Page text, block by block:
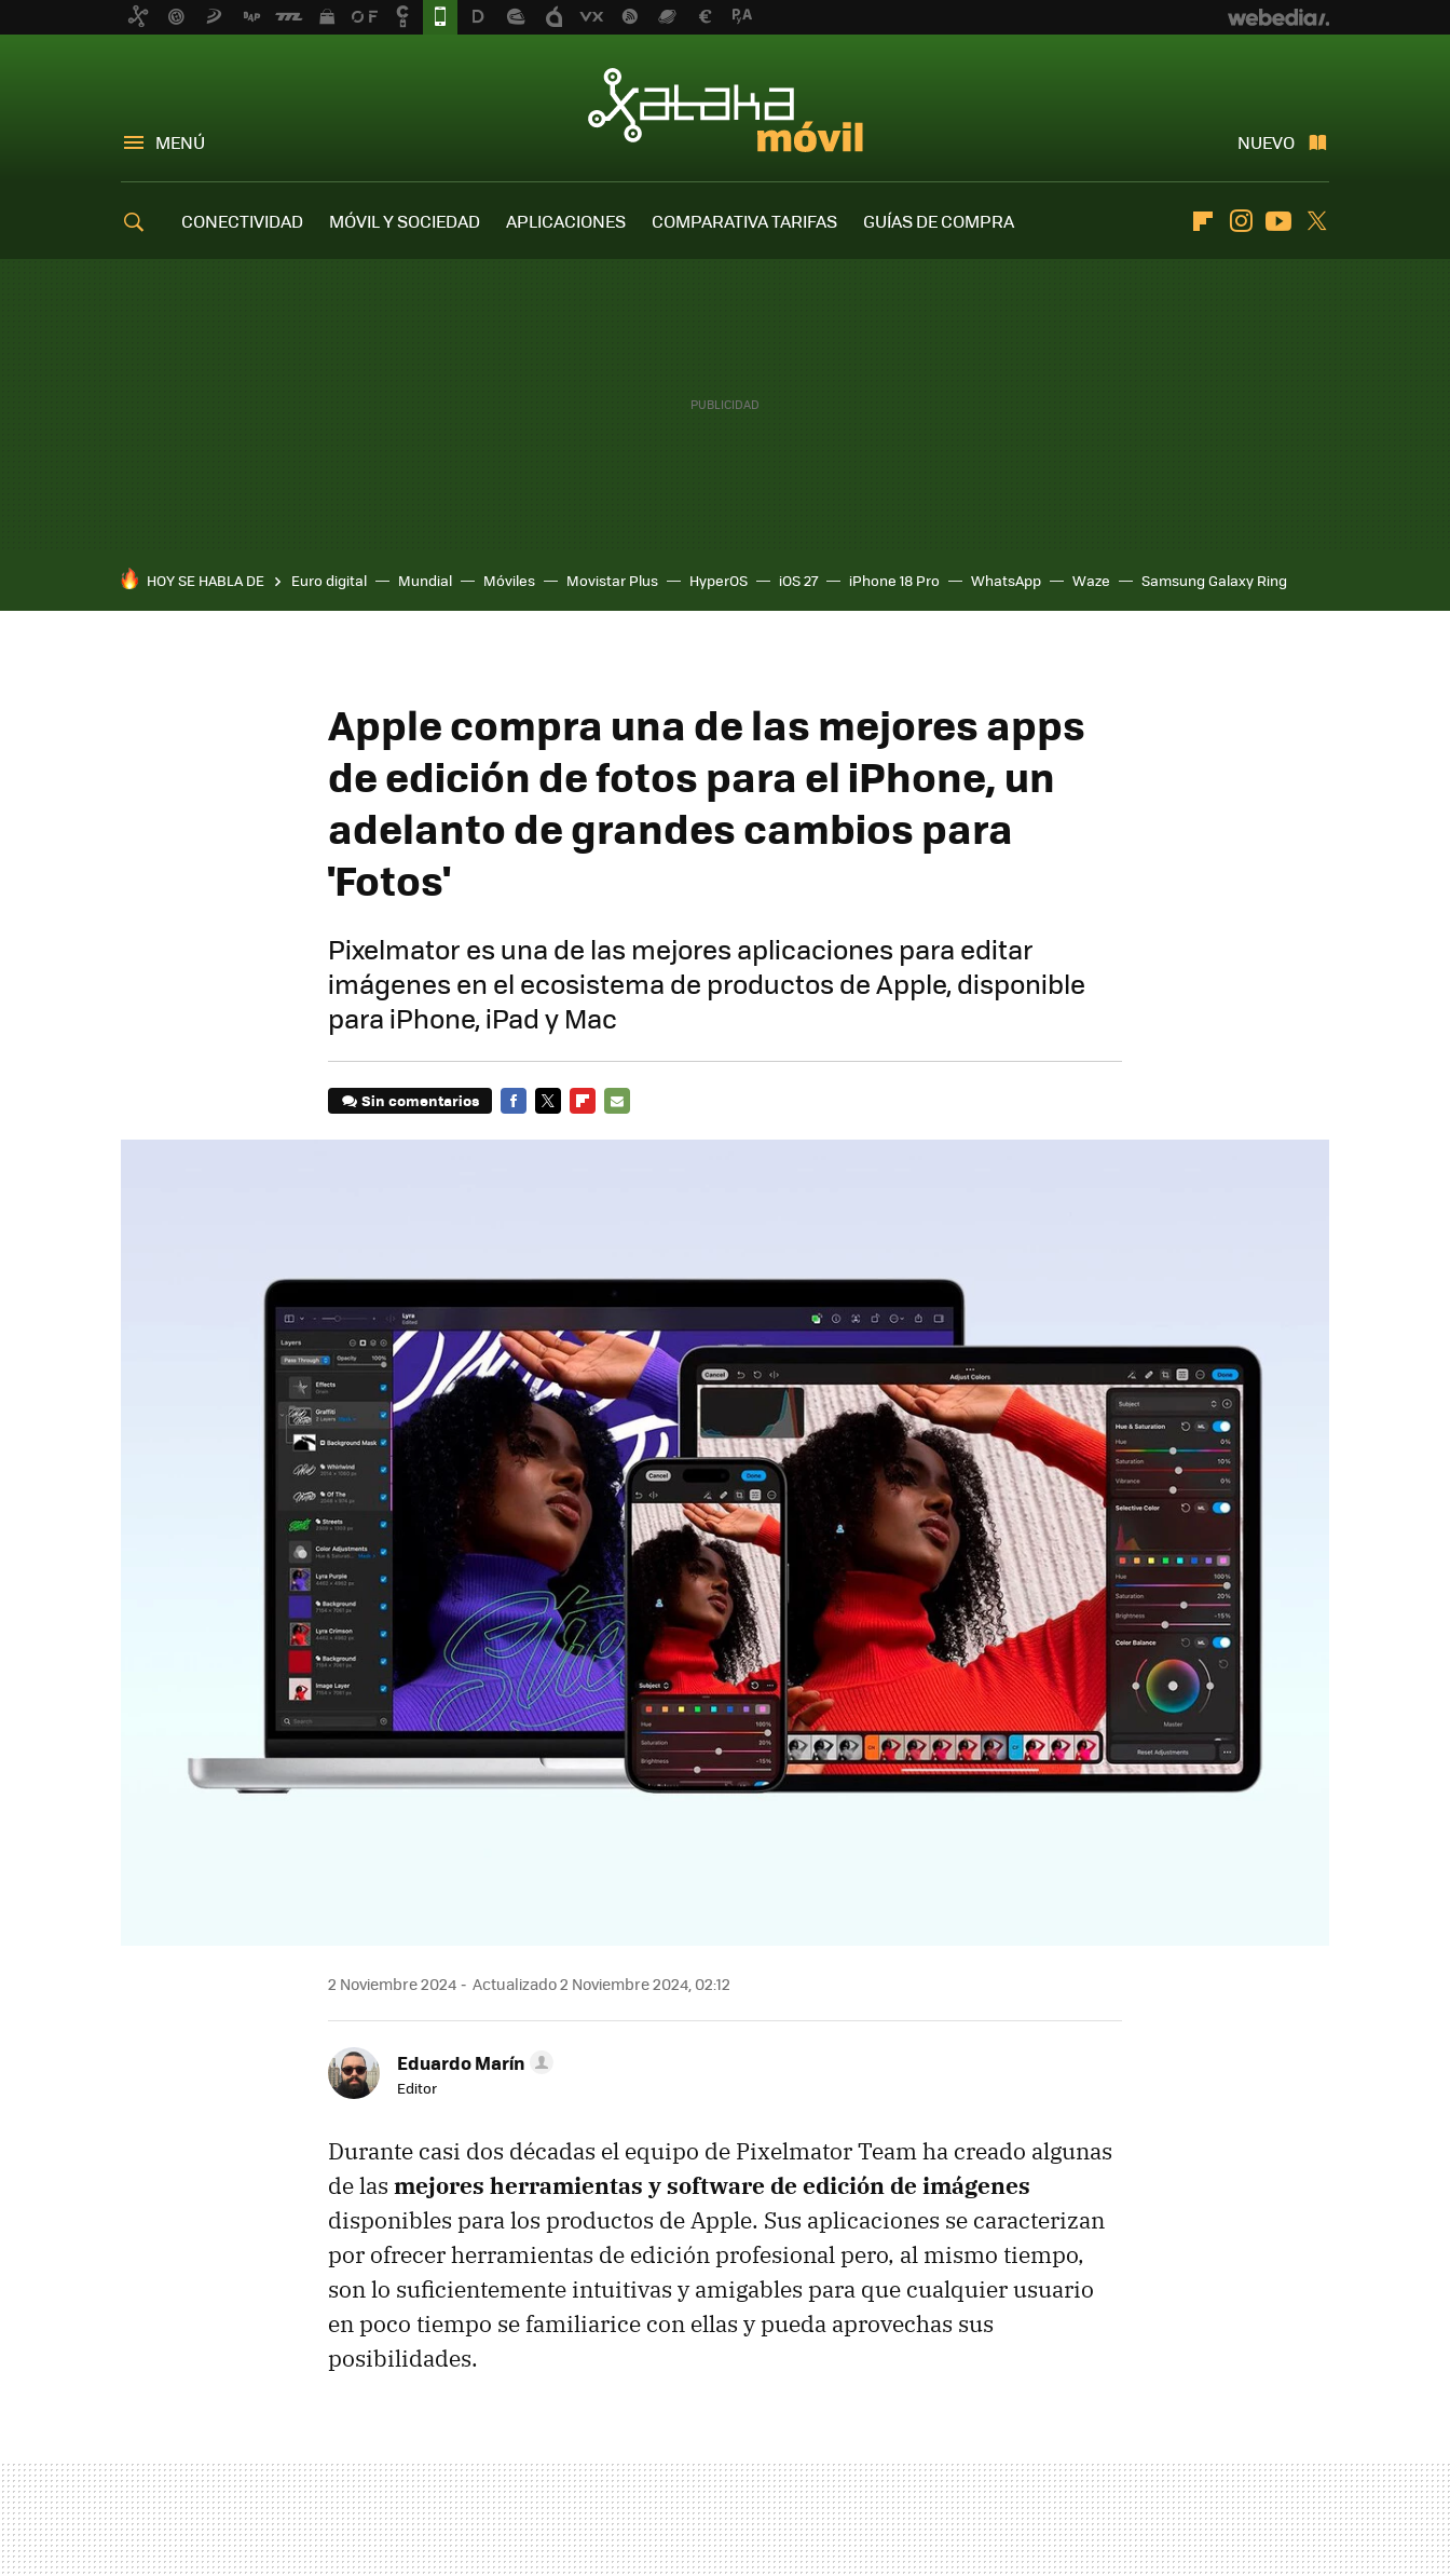
MENÚ NUEVO
CONECTIVIDAD MÓVIL Y SOCIEDAD APLICACIONES COMPARATIVA TARIFAS
GUÍAS DE COMPRA
FlipboardInstagramYoutube
HOY SE HABLA DE Euro digital Mundial Móviles Movistar Plus HyperOS iOS 27 iPhone 18 Pro WhatsApp Waze Samsung Galaxy Ring
Apple compra una de las mejores apps
de edición de fotos para el iPhone, un
adelanto de grandes cambios para
'Fotos'
Pixelmator es una de las mejores aplicaciones para editar
imágenes en el ecosistema de productos de Apple, disponible
para iPhone, iPad y Mac
Sin comentarios
2 Noviembre 2024 Actualizado 2 Noviembre 2024, 02:12
Eduardo Marín
Editor
Durante casi dos décadas el equipo de Pixelmator Team ha creado algunas
de las mejores herramientas y software de edición de imágenes
disponibles para los productos de Apple. Sus aplicaciones se caracterizan
por ofrecer herramientas de edición profesional pero, al mismo tiempo,
son lo suficientemente intuitivas y amigables para que cualquier usuario
en poco tiempo se familiarice con ellas y pueda aprovechas sus
posibilidades.